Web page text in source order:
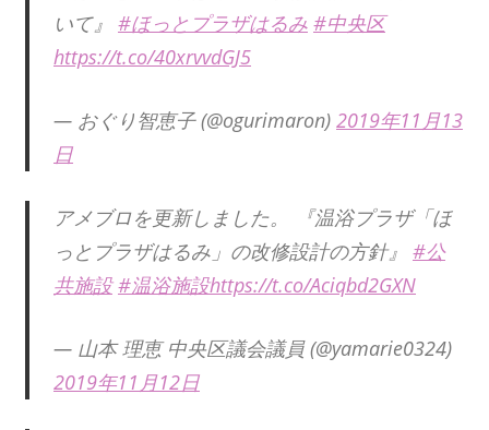
いて』 #ほっとプラザはるみ #中央区
https://t.co/40xrvvdGJ5
— おぐり智恵子 (@ogurimaron) 2019年11月13
日
アメブロを更新しました。 『温浴プラザ「ほ
っとプラザはるみ」の改修設計の方針』 #公
共施設 #温浴施設https://t.co/Aciqbd2GXN
— 山本 理恵 中央区議会議員 (@yamarie0324)
2019年11月12日